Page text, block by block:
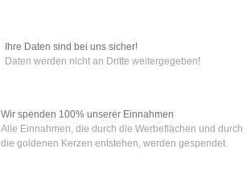
Ihre Daten sind bei uns sicher!
Daten werden nicht an Dritte weitergegeben!
Wir spenden 100% unserer Einnahmen
Alle Einnahmen, die durch die Werbeflächen und durch
die goldenen Kerzen entstehen, werden gespendet.